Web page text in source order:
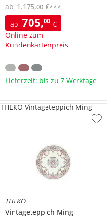
ab 705,00 €
Online zum
Kundenkartenpreis
ab 1.175,00 €***
Lieferzeit: bis zu 7 Werktage
THEKO
Vintageteppich Ming
THEKO Vintageteppich Ming